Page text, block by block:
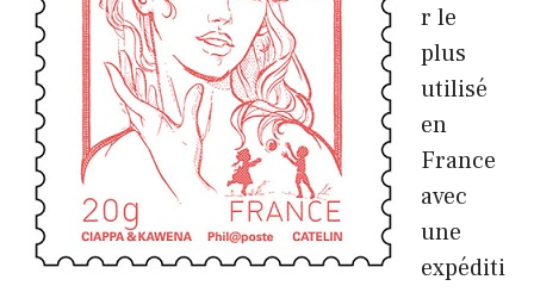
r le
plus
utilisé
en
France
avec
une
expéditi